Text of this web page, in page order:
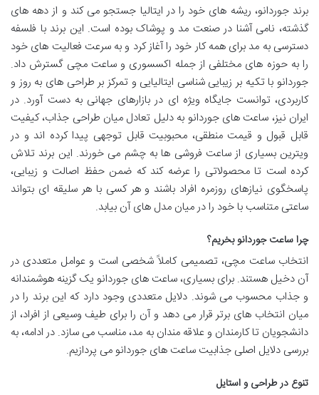
برند جوردانو، ریشه های خود را در ایتالیا جستجو می کند و از دهه های
گذشته، نامی آشنا در صنعت مد و پوشاک بوده است. این برند با فلسفه
دسترسی به مد برای همه کار خود را آغاز کرد و به سرعت فعالیت های خود
را به حوزه های مختلفی از جمله اکسسوری و ساعت مچی گسترش داد.
جوردانو با تکیه بر زیبایی شناسی ایتالیایی و تمرکز بر طراحی های به روز و
کاربردی، توانست جایگاه ویژه ای در بازارهای جهانی به دست آورد. در
ایران نیز، ساعت های جوردانو به دلیل تعادل میان طراحی جذاب، کیفیت
قابل قبول و قیمت منطقی، محبوبیت قابل توجهی پیدا کرده اند و در
ویترین بسیاری از ساعت فروشی ها به چشم می خورند. این برند تلاش
کرده است تا محصولاتی را عرضه کند که ضمن حفظ اصالت و زیبایی،
پاسخگوی نیازهای روزمره افراد باشند و هر کسی با هر سلیقه ای بتواند
ساعتی متناسب با خود را در میان مدل های آن بیابد.
چرا ساعت جوردانو بخریم؟
انتخاب ساعت مچی، تصمیمی کاملاً شخصی است و عوامل متعددی در
آن دخیل هستند. برای بسیاری، ساعت های جوردانو یک گزینه هوشمندانه
و جذاب محسوب می شوند. دلایل متعددی وجود دارد که این برند را در
میان انتخاب های برتر قرار می دهد و آن را برای طیف وسیعی از افراد، از
دانشجویان تا کارمندان و علاقه مندان به مد، مناسب می سازد. در ادامه، به
بررسی دلایل اصلی جذابیت ساعت های جوردانو می پردازیم.
تنوع در طراحی و استایل